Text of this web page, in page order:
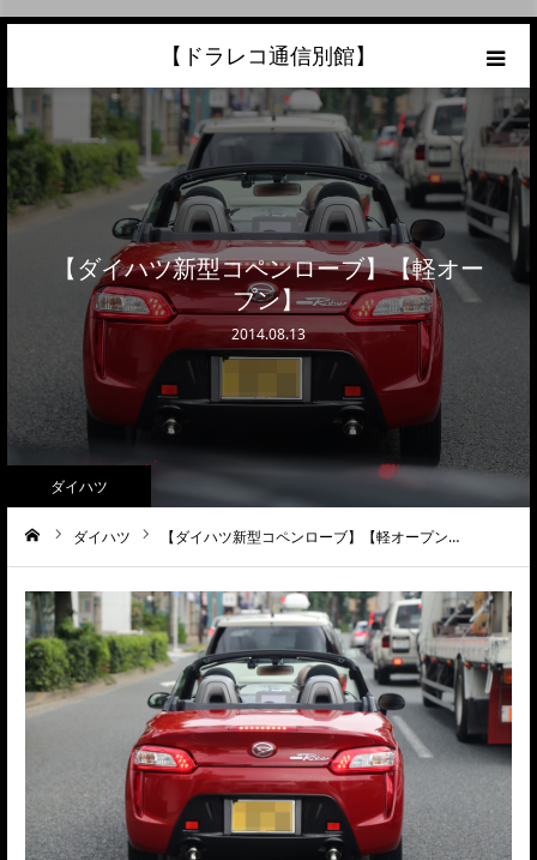
【ドラレコ通信別館】
【ダイハツ新型コペンローブ】【軽オー
プン】
2014.08.13
ダイハツ
ダイハツ 【ダイハツ新型コペンローブ】【軽オープン…
ホーム
あなたの愛車の最高額を知ろう！
こんな中古車が欲しい
トラック売却ならこちら
当サイトについて
リンク